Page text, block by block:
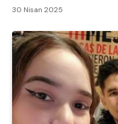
30 Nisan 2025